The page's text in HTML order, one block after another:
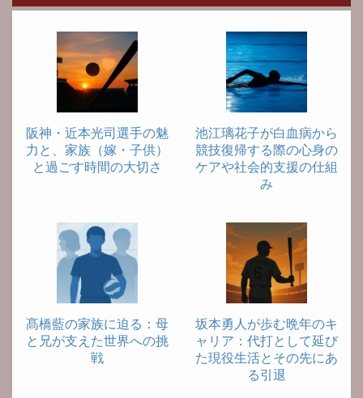
阪神・近本光司選手の魅
力と、家族（嫁・子供）
と過ごす時間の大切さ
池江璃花子が白血病から
競技復帰する際の心身の
ケアや社会的支援の仕組
み
髙橋藍の家族に迫る：母
と兄が支えた世界への挑
戦
坂本勇人が歩む晩年のキ
ャリア：代打として延び
た現役生活とその先にあ
る引退